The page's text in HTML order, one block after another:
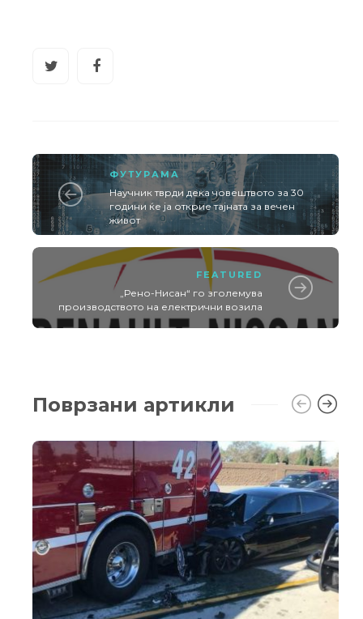
ФУТУРАМА
Научник тврди дека човештвото за 30
години ќе ја открие тајната за вечен
живот
FEATURED
„Рено-Нисан“ го зголемува
производството нa електрични возила
Поврзани артикли